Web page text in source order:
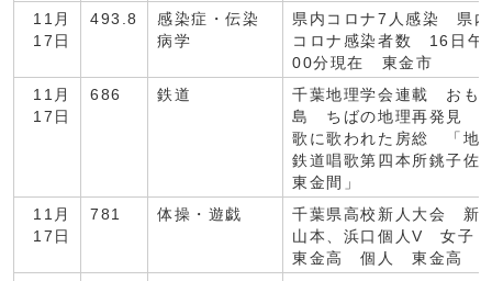
11月
17日
493.8
感染症・伝染
病学
県内コロナ7人感染 県
コロナ感染者数 16日午
00分現在 東金市
11月
17日
686 鉄道
千葉地理学会連載 おも
島 ちばの地理再発見
歌に歌われた房総 「地
鉄道唱歌第四本所銚子佐
東金間」
11月
17日
781 体操・遊戯
千葉県高校新人大会
山本、浜口個人V 女
東金高 個人 東金高 3